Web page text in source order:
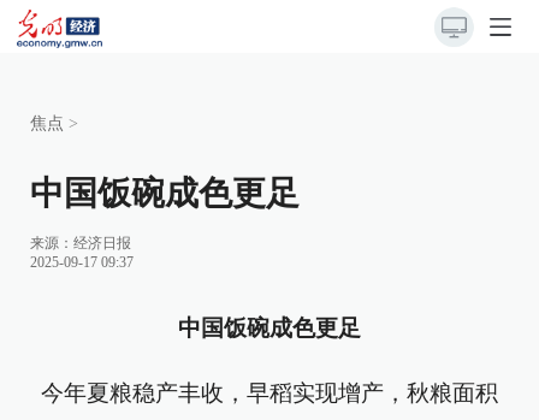
焦点 >
中国饭碗成色更足
来源： 经济日报
2025-09-17 09:37
中国饭碗成色更足
今年夏粮稳产丰收，早稻实现增产，秋粮面积